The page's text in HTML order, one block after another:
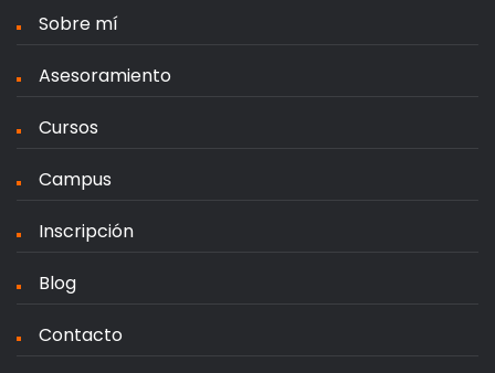
Sobre mí
Asesoramiento
Cursos
Campus
Inscripción
Blog
Contacto